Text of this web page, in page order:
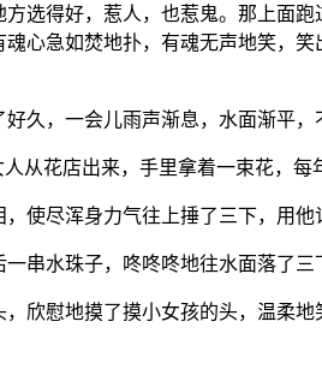
选得好，惹人，也惹鬼。那上面
心急如焚地扑，有魂无声地笑，
久，一会儿雨声渐息，水面渐平
从花店出来，手里拿着一束花，每
使尽浑身力气往上捶了三下，用他
串水珠子，咚咚咚地往水面落了
欣慰地摸了摸小女孩的头，温柔